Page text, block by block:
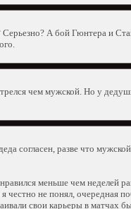
А бой Гюнтера и
чем мужской. Но у
согласен, разве что
меньше чем неделей
не понял, очередная
свои карьеры в матчах